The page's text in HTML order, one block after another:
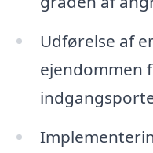
Udførelse af
ejendommen